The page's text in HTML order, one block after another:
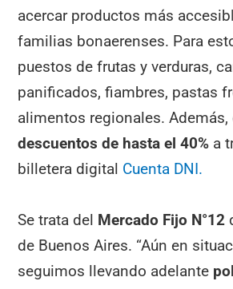
acercar productos más
familias bonaerenses. Para
puestos de frutas y verduras,
panificados, fiambres, pastas
alimentos regionales. Además,
descuentos de hasta el 40% a
billetera digital Cuenta DNI.
Se trata del Mercado Fijo N°12
de Buenos Aires. “Aún en
seguimos llevando adelante